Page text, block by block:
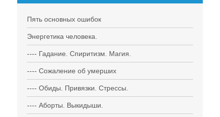
Пять основных ошибок
Энергетика человека.
---- Гадание. Спиритизм. Магия.
---- Сожаление об умерших
---- Обиды. Привязки. Стрессы.
---- Аборты. Выкидыши.